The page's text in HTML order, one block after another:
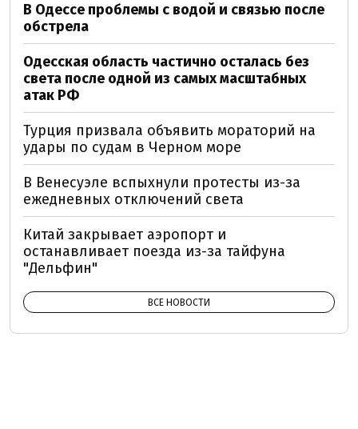
В Одессе проблемы с водой и связью после
обстрела
Одесская область частично осталась без
света после одной из самых масштабных
атак РФ
Турция призвала объявить мораторий на
удары по судам в Черном море
В Венесуэле вспыхнули протесты из-за
ежедневных отключений света
Китай закрывает аэропорт и
останавливает поезда из-за тайфуна
"Дельфин"
ВСЕ НОВОСТИ